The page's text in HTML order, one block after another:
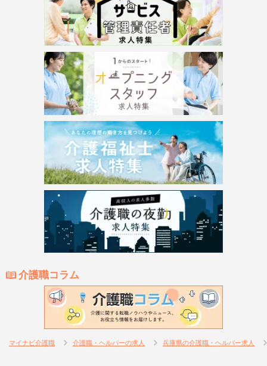
介護職コラム
マイナビ介護職 介護職・ヘルパーの求人 兵庫県の介護職・ヘルパー求人